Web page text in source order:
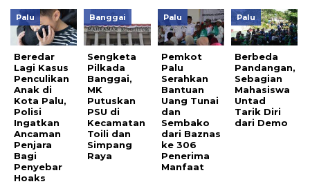
Palu
Beredar
Lagi Kasus
Penculikan
Anak di
Kota Palu,
Polisi
Ingatkan
Ancaman
Penjara
Bagi
Penyebar
Hoaks
Banggai
Sengketa
Pilkada
Banggai,
MK
Putuskan
PSU di
Kecamatan
Toili dan
Simpang
Raya
Palu
Pemkot
Palu
Serahkan
Bantuan
Uang Tunai
dan
Sembako
dari Baznas
ke 306
Penerima
Manfaat
Palu
Berbeda
Pandangan,
Sebagian
Mahasiswa
Untad
Tarik Diri
dari Demo